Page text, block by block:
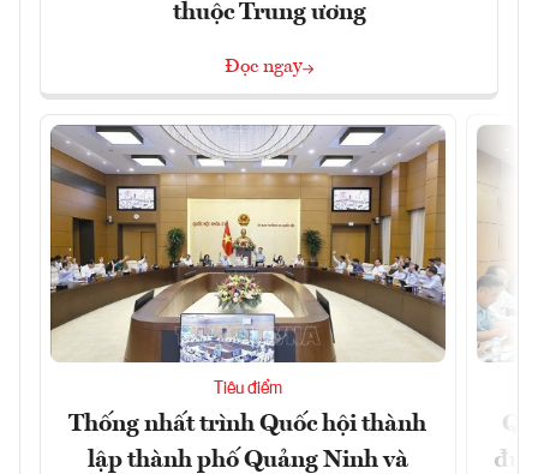
thuộc Trung ương
Đọc ngay
Tiêu điểm
Thống nhất trình Quốc hội thành
lập thành phố Quảng Ninh và
đủ